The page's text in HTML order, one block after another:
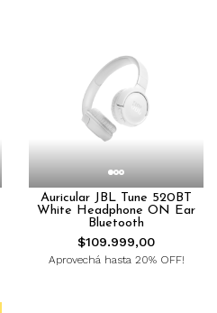
Auricular JBL Tune 520BT
White Headphone ON Ear
Bluetooth
$109.999,00
Aprovechá hasta 20% OFF!